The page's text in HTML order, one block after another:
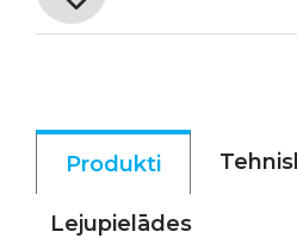
Produkti
Lejupielādes